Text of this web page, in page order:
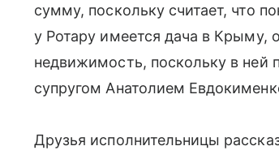
сумму, поскольку считает, что
у Ротару имеется дача в Крыму,
недвижимость, поскольку в
супругом Анатолием
Друзья исполнительницы